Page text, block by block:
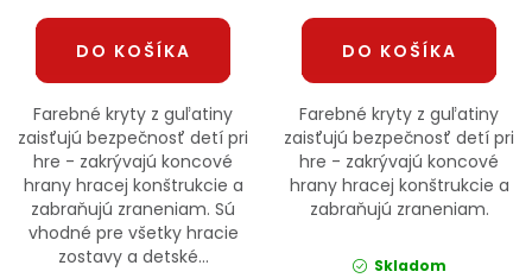
DO KOŠÍKA
Farebné kryty z guľatiny
zaisťujú bezpečnosť detí pri
hre - zakrývajú koncové
hrany hracej konštrukcie a
zabraňujú zraneniam. Sú
vhodné pre všetky hracie
zostavy a detské...
DO KOŠÍKA
Farebné kryty z guľatiny
zaisťujú bezpečnosť detí pri
hre - zakrývajú koncové
hrany hracej konštrukcie a
zabraňujú zraneniam.
Skladom